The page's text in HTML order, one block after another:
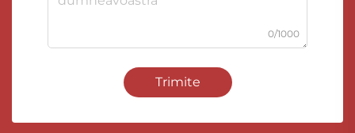
0/1000
Trimite